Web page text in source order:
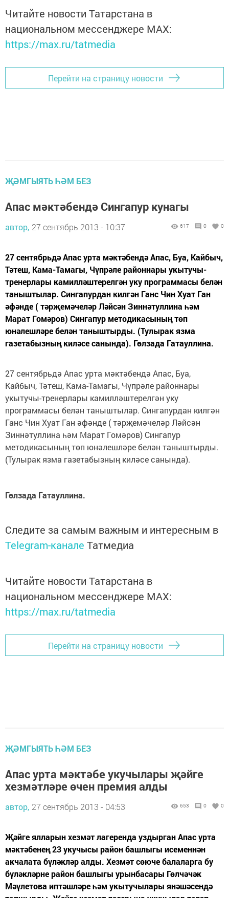
Читайте новости Татарстана в
национальном мессенджере MАХ:
https://max.ru/tatmedia
Перейти на страницу новости
ҖӘМГЫЯТЬ ҺӘМ БЕЗ
Апас мәктәбендә Сингапур кунагы
автор, 27 сентябрь 2013 - 10:37 617 0 0
27 сентябрьдә Апас урта мәктәбендә Апас, Буа, Кайбыч,
Тәтеш, Кама-Тамагы, Чүпрәле районнары укытучы-
тренерлары камилләштерелгән уку программасы белән
таныштылар. Сингапурдан килгән Ганс Чин Хуат Ган
әфәнде ( тәрҗемәчеләр Ләйсән Зиннәтуллина һәм
Марат Гомәров) Сингапур методикасының төп
юнәлешләре белән таныштырды. (Тулырак язма
газетабызның киләсе санында). Гөлзада Гатауллина.
27 сентябрьдә Апас урта мәктәбендә Апас, Буа,
Кайбыч, Тәтеш, Кама-Тамагы, Чүпрәле районнары
укытучы-тренерлары камилләштерелгән уку
программасы белән таныштылар. Сингапурдан килгән
Ганс Чин Хуат Ган әфәнде ( тәрҗемәчеләр Ләйсән
Зиннәтуллина һәм Марат Гомәров) Сингапур
методикасының төп юнәлешләре белән таныштырды.
(Тулырак язма газетабызның киләсе санында).
Гөлзада Гатауллина.
Следите за самым важным и интересным в
Telegram-канале Татмедиа
Читайте новости Татарстана в
национальном мессенджере MАХ:
https://max.ru/tatmedia
Перейти на страницу новости
ҖӘМГЫЯТЬ ҺӘМ БЕЗ
Апас урта мәктәбе укучылары җәйге
хезмәтләре өчен премия алды
автор, 27 сентябрь 2013 - 04:53 653 0 0
Җәйге ялларын хезмәт лагеренда уздырган Апас урта
мәктәбенең 23 укучысы район башлыгы исеменнән
акчалата бүләкләр алды. Хезмәт сөюче балаларга бу
бүләкләрне район башлыгы урынбасары Гөлчәчәк
Мәүлетова иптәшләре һәм укытучылары янәшәсендә